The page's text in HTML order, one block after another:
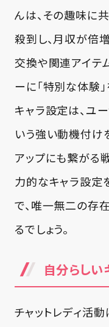
んは、その趣味に
殺到し、月収が倍
交換や関連アイテ
ーに「特別な体験
キャラ設定は、ユ
いう強い動機付け
アップにも繋がる
力的なキャラ設定
で、唯一無二の存
るでしょう。
自分らしい
チャットレディ活